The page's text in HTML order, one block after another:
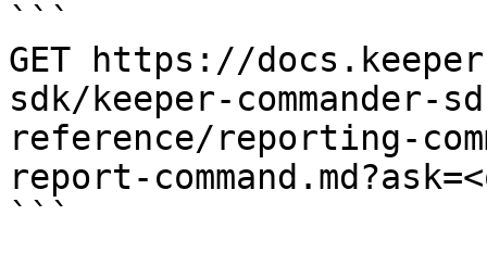
```
GET https://
sdk/keeper-commander-
reference/reporting-
report-
```